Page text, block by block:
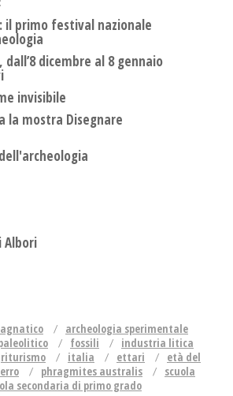
il primo festival nazionale
dall’8 dicembre al 8 gennaio
invisibile
la mostra Disegnare
Albori
archeologia sperimentale
fossili
industria litica
italia ettari
età del
phragmites australis
scuola
secondaria di primo grado